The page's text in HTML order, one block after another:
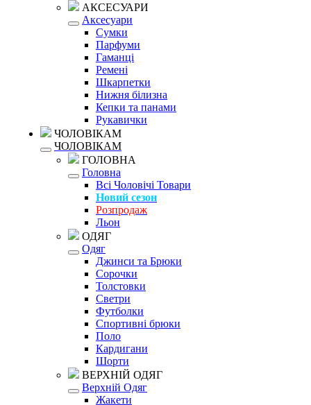
АКСЕСУАРИ
Аксесуари
Сумки
Парфуми
Гаманці
Ремені
Шкарпетки
Нижня білизна
Кепки та панами
Рукавички
ЧОЛОВІКАМ
ЧОЛОВІКАМ
ГОЛОВНА
Головна
Всі Чоловічі Товари
Новий сезон
Розпродаж
Льон
ОДЯГ
Одяг
Джинси та Брюки
Сорочки
Толстовки
Светри
Футболки
Спортивні брюки
Поло
Кардигани
Шорти
ВЕРХНІЙ ОДЯГ
Верхній Одяг
Жакети